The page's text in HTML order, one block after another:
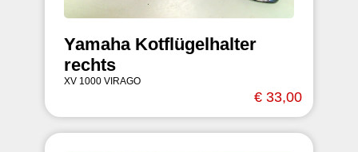
Yamaha Kotflügelhalter
rechts
XV 1000 VIRAGO
€ 33,00